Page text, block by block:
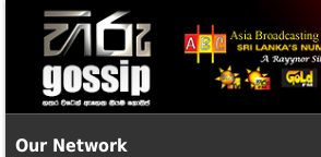
Our Network